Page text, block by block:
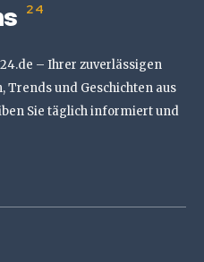
24
– Ihrer zuverlässigen
Trends und Geschichten aus
Sie täglich informiert und